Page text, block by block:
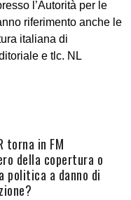
l’Autorità per le
riferimento anche le
italiana di
e tlc. NL
torna in FM
della copertura o
politica a danno di